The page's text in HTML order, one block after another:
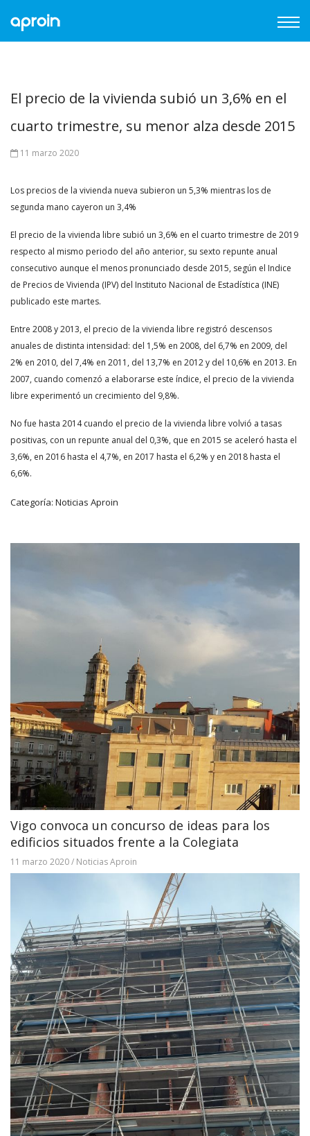
El precio de la vivienda subió un 3,6% en el
cuarto trimestre, su menor alza desde 2015
11 marzo 2020
Los precios de la vivienda nueva subieron un 5,3% mientras los de
segunda mano cayeron un 3,4%
El precio de la vivienda libre subió un 3,6% en el cuarto trimestre de 2019
respecto al mismo periodo del año anterior, su sexto repunte anual
consecutivo aunque el menos pronunciado desde 2015, según el Indice
de Precios de Vivienda (IPV) del Instituto Nacional de Estadística (INE)
publicado este martes.
Entre 2008 y 2013, el precio de la vivienda libre registró descensos
anuales de distinta intensidad: del 1,5% en 2008, del 6,7% en 2009, del
2% en 2010, del 7,4% en 2011, del 13,7% en 2012 y del 10,6% en 2013. En
2007, cuando comenzó a elaborarse este índice, el precio de la vivienda
libre experimentó un crecimiento del 9,8%.
No fue hasta 2014 cuando el precio de la vivienda libre volvió a tasas
positivas, con un repunte anual del 0,3%, que en 2015 se aceleró hasta el
3,6%, en 2016 hasta el 4,7%, en 2017 hasta el 6,2% y en 2018 hasta el
6,6%.
Categoría: Noticias Aproin
Vigo convoca un concurso de ideas para los
edificios situados frente a la Colegiata
11 marzo 2020/ Noticias Aproin